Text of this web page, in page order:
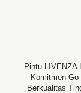
Pintu LIVENZA
Komitmen
Berkualitas